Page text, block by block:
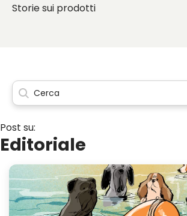
Storie sui prodotti
Post su:
Editoriale